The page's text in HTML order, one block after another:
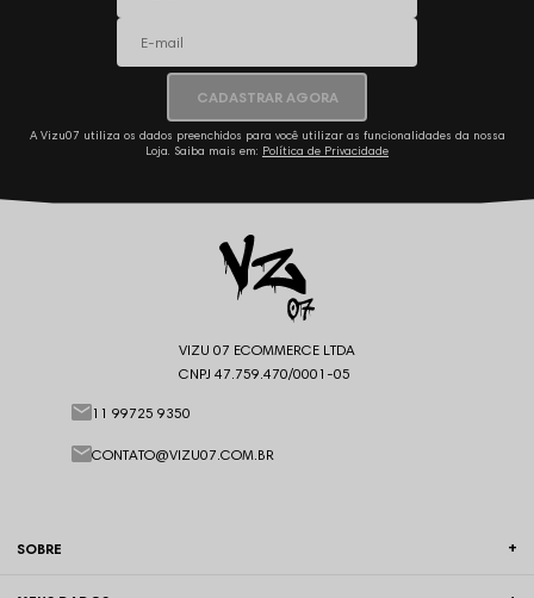
CADASTRAR AGORA
A Vizu07 utiliza os dados preenchidos para você utilizar as funcionalidades da nossa
Loja. Saiba mais em: Política de Privacidade
SOBRE
VIZU 07 ECOMMERCE LTDA
CNPJ 47.759.470/0001-05
11 99725 9350
CONTATO@VIZU07.COM.BR